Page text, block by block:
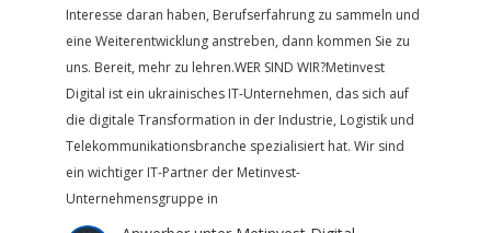
Interesse daran haben, Berufserfahrung zu sammeln und
eine Weiterentwicklung anstreben, dann kommen Sie zu
uns. Bereit, mehr zu lehren.WER SIND WIR?Metinvest
Digital ist ein ukrainisches IT-Unternehmen, das sich auf
die digitale Transformation in der Industrie, Logistik und
Telekommunikationsbranche spezialisiert hat. Wir sind
ein wichtiger IT-Partner der Metinvest-
Unternehmensgruppe in